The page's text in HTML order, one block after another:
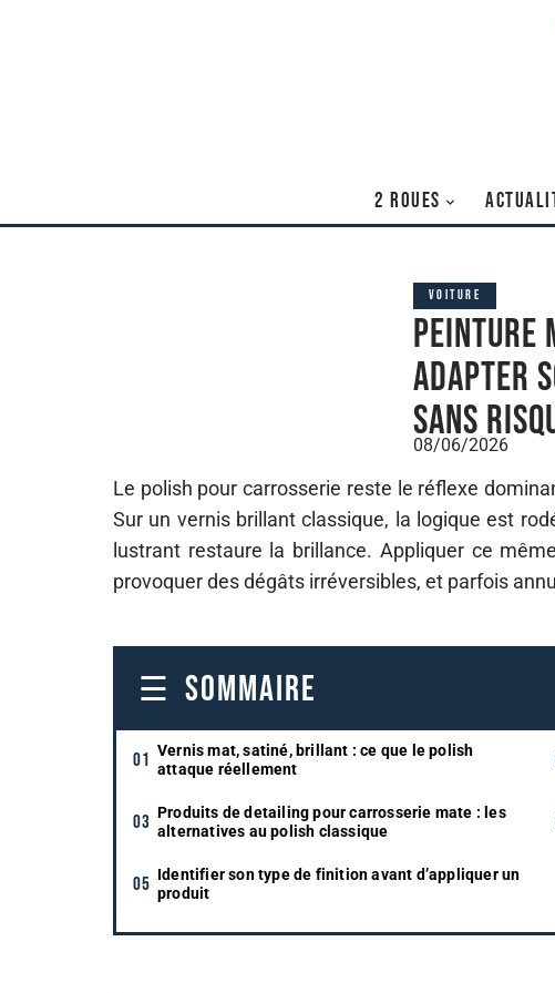
2 ROUES
VOITURE
Peinture
adapter
sans
08/06/2026
Le polish pour carrosserie reste le réflexe
Sur un vernis brillant classique, la logique est
lustrant restaure la brillance. Appliquer ce
provoquer des dégâts irréversibles, et parfois
SOMMAIRE
Vernis mat, satiné, brillant : ce que le polish
attaque réellement
Produits de detailing pour carrosserie mate : les
alternatives au polish classique
Identifier son type de finition avant d’appliquer un
produit